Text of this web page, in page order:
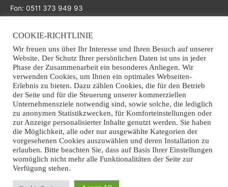
Fon: 0511 373 949 93
Main Office
Office Osnabrück
MWM GmbH
Grothausweg 7
49090 Osnabrück
Fon: +49 (0)541 941 363 70
Email: info@mwm-recycling.de
COOKIE-RICHTLINIE
Wir freuen uns über Ihr Interesse und Ihren Besuch auf unserer
Website. Der Schutz Ihrer persönlichen Daten ist uns in jeder
Phase der Zusammenarbeit ein besonderes Anliegen. Wir
verwenden Cookies, um Ihnen ein optimales Webseiten-
Erlebnis zu bieten. Dazu zählen Cookies, die für den Betrieb
der Seite und für die Steuerung unserer kommerziellen
Unternehmensziele notwendig sind, sowie solche, die lediglich
zu anonymen Statistikzwecken, für Komforteinstellungen oder
zur Anzeige personalisierter Inhalte genutzt werden. Sie haben
die Möglichkeit, alle oder nur ausgewählte Kategorien der
vorgesehenen Cookies auszuwählen und deren Installation zu
erlauben. Bitte beachten Sie, dass auf Basis Ihrer Einstellungen
womöglich nicht mehr alle Funktionalitäten der Seite zur
Verfügung stehen.